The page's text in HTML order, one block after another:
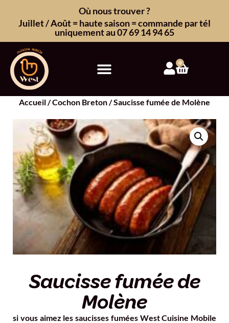
Où nous trouver ?
Juillet / Août = haute saison = commande par tél
uniquement au 07 69 14 94 65
0
Accueil/Cochon Breton/ Saucisse fumée de Molène
Saucisse fumée de
Molène
si vous aimez les saucisses fumées West Cuisine Mobile